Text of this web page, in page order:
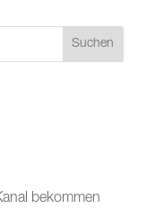
Suchen
bekommen